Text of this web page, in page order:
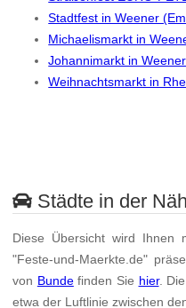
Stadtfest in Weener
Michaelismarkt in
Johannimarkt in
Weihnachtsmarkt in
Städte in der
Diese Übersicht wird Ihnen
"Feste-und-Maerkte.de"
von Bundefinden Sie hier.
etwa der Luftlinie zwischen